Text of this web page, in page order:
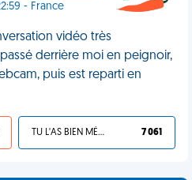
- France
vidéo très
derrière moi en peignoir,
puis est reparti en
TU L'AS BIEN MÉRITÉ 7 061